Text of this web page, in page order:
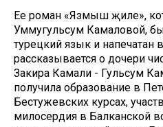
Ее роман «Язмыш җиле»,
Уммугульсум Камаловой,
турецкий язык и напечатан
рассказывается о дочери
Закира Камали - Гульсум
получила образование в
Бестужевских курсах,
милосердия в Балканской